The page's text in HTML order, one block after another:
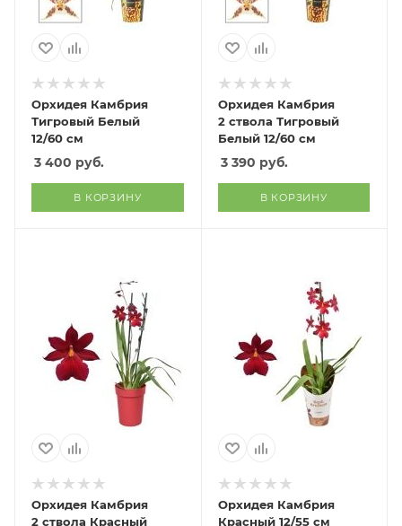
Орхидея Камбрия
Тигровый Белый
12/60 см
3 400 руб.
В КОРЗИНУ
Орхидея Камбрия
2 ствола Тигровый
Белый 12/60 см
3 390 руб.
В КОРЗИНУ
Орхидея Камбрия
2 ствола Красный
Орхидея Камбрия
Красный 12/55 см